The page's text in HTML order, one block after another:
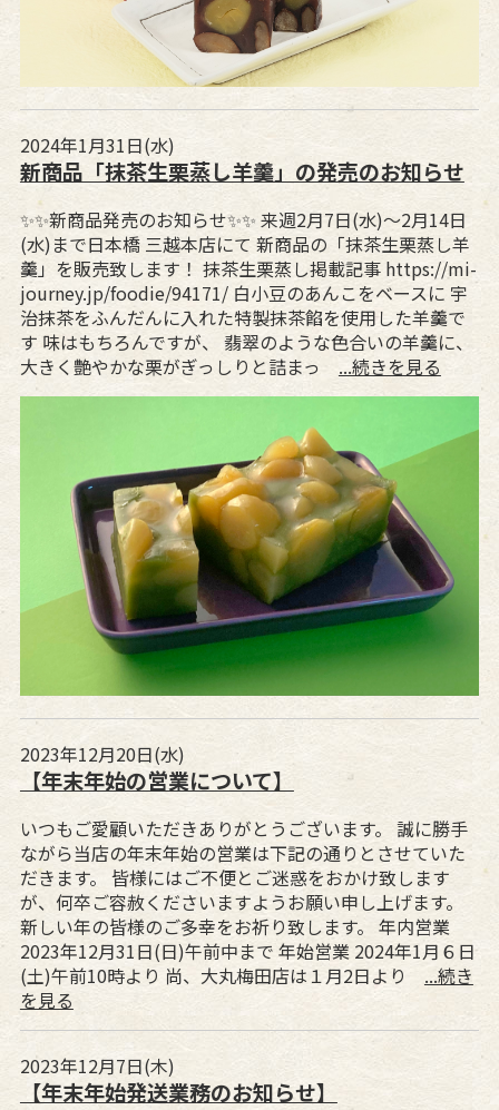
2024年1月31日(水)
新商品「抹茶生栗蒸し羊羹」の発売のお知らせ
✨️✨️新商品発売のお知らせ✨️✨️ 来週2月7日(水)～2月14日
(水)まで日本橋 三越本店にて 新商品の「抹茶生栗蒸し羊
羹」を販売致します！ 抹茶生栗蒸し掲載記事 https://mi-
journey.jp/foodie/94171/ 白小豆のあんこをベースに 宇
治抹茶をふんだんに入れた特製抹茶餡を使用した羊羹で
す 味はもちろんですが、 翡翠のような色合いの羊羹に、
大きく艶やかな栗がぎっしりと詰まっ ...続きを見る
2023年12月20日(水)
【年末年始の営業について】
いつもご愛顧いただきありがとうございます。 誠に勝手
ながら当店の年末年始の営業は下記の通りとさせていた
だきます。 皆様にはご不便とご迷惑をおかけ致します
が、何卒ご容赦くださいますようお願い申し上げます。
新しい年の皆様のご多幸をお祈り致します。 年内営業
2023年12月31日(日)午前中まで 年始営業 2024年1月６日
(土)午前10時より 尚、大丸梅田店は１月2日より ...続き
を見る
2023年12月7日(木)
【年末年始発送業務のお知らせ】